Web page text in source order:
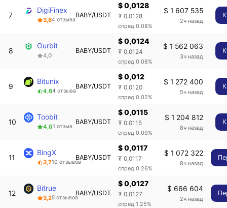
7
DigiFinex
3,84 отзыва
BABY/USDT
$ 0,0128
₮ 0,0128
спред 0.08%
$ 1 607 535
2ч назад
8
Ourbit
4,0
BABY/USDT
$ 0,0124
₮ 0,0124
спред 0.08%
$ 1 562 063
3ч назад
9
Bitunix
4,64 отзыва
BABY/USDT
$ 0,012
₮ 0,0120
спред 0.02%
$ 1 272 400
5ч назад
10
Toobit
4,01 отзыв
BABY/USDT
$ 0,0115
₮ 0,0115
спред 0.09%
$ 1 204 812
8ч назад
11
BingX
3,710 отзывов
BABY/USDT
$ 0,0117
₮ 0,0117
спред 0.26%
$ 1 072 322
8ч назад
12
Bitrue
3,25 отзывов
BABY/USDT
$ 0,0127
₮ 0,0127
спред 1.25%
$ 666 604
2ч назад